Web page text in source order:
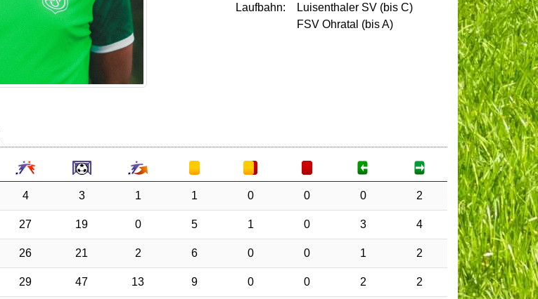
Laufbahn:
Luisenthaler SV (bis C)
FSV Ohratal (bis A)
4 3 1 1 0 0 0 2
27 19 0 5 1 0 3 4
26 21 2 6 0 0 1 2
29 47 13 9 0 0 2 2